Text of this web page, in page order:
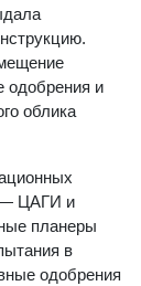
одобрения и
облика
— ЦАГИ и
планеры
в
одобрения